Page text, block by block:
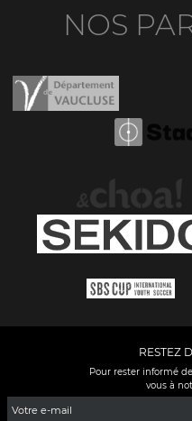
NOS
RESTEZ
Pour rester informé
vous à